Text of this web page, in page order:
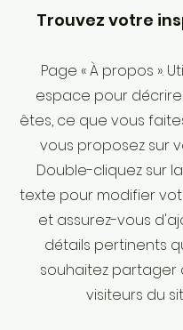
Trouvez votre
Page « À propos ».
espace pour
êtes, ce que vous
vous proposez sur
Double-cliquez sur
texte pour modifier
et assurez-vous
détails pertinents
souhaitez partager
visiteurs du